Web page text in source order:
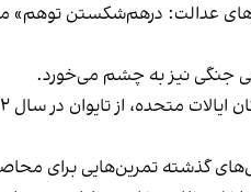
عدالت: درهم‌شکستن توهم‌»
جنگی نیز به چشم می‌خورد.
از تایوان در سال ۲۰۲۲، چین
گذشته تمرین‌هایی برای